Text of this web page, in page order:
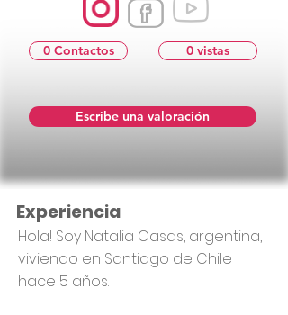
Escribe una valoración
0 Contactos 0 vistas
Hola! Soy Natalia Casas, argentina,
viviendo en Santiago de Chile
hace 5 años.
Experiencia